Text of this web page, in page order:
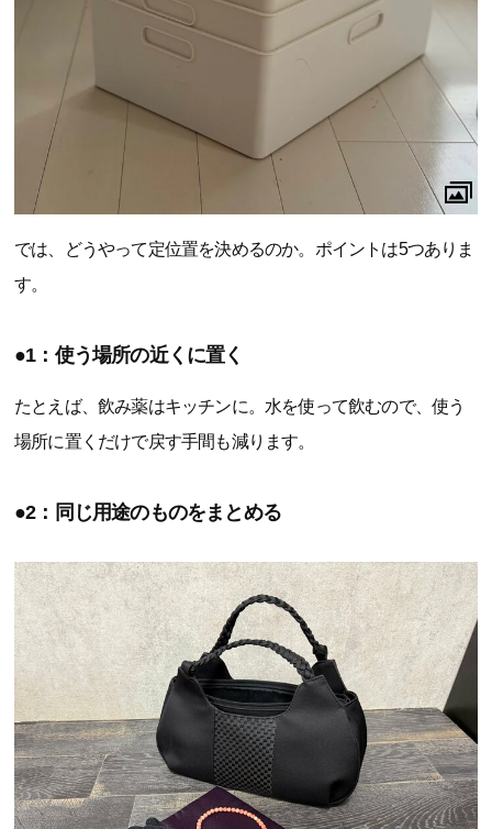
では、どうやって定位置を決めるのか。ポイントは5つありま
す。
●1：使う場所の近くに置く
たとえば、飲み薬はキッチンに。水を使って飲むので、使う
場所に置くだけで戻す手間も減ります。
●2：同じ用途のものをまとめる